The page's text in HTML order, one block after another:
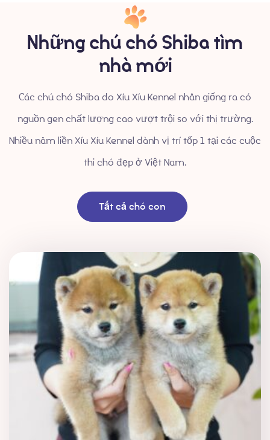
Những chú chó Shiba tìm
nhà mới
Các chú chó Shiba do Xíu Xíu Kennel nhân giống ra có
nguồn gen chất lượng cao vượt trội so với thị trường.
Nhiều năm liền Xíu Xíu Kennel dành vị trí tốp 1 tại các cuộc
thi chó đẹp ở Việt Nam.
Tất cả chó con